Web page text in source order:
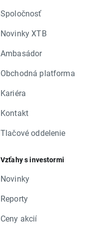
Spoločnosť
Novinky XTB
Ambasádor
Obchodná platforma
Kariéra
Kontakt
Tlačové oddelenie
Vzťahy s investormi
Novinky
Reporty
Ceny akcií